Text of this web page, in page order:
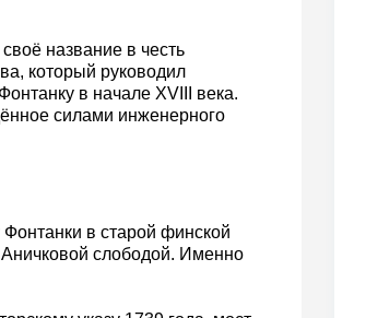
название в честь
который руководил
в начале XVIII века.
силами инженерного
в старой финской
слободой. Именно